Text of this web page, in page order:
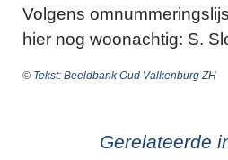
Volgens
hier nog woonachtig: S.
© Tekst: Beeldbank Oud Valkenburg ZH
Gerelateerde